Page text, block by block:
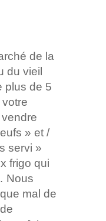
de la
du vieil
plus de 5
» et /
servi »
frigo qui
Nous
mal de